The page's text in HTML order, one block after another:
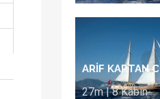
ARİF KAPTAN C
27m | 8 Kabin